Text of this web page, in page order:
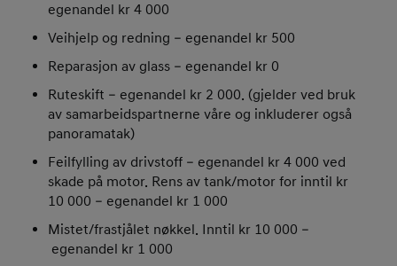
egenandel kr 4 000
Veihjelp og redning – egenandel kr 500
Reparasjon av glass – egenandel kr 0
Ruteskift – egenandel kr 2 000. (gjelder ved bruk
av samarbeidspartnerne våre og inkluderer også
panoramatak)
Feilfylling av drivstoff – egenandel kr 4 000 ved
skade på motor. Rens av tank/motor for inntil kr
10 000 – egenandel kr 1 000
Mistet/frastjålet nøkkel. Inntil kr 10 000 –
egenandel kr 1 000